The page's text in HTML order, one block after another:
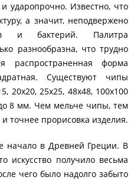
ударопрочно. Известно, что
а значит, неподвержено
и бактерий. Палитра
разнообразна, что трудно
распространенная форма
Существуют чипы
20х20, 25х25, 48х48, 100х100
8 мм. Чем мельче чип­ы, тем
точнее прорисовка изделия.
начало в Древней Греции. В
искусство получило весьма
чего было надолго забыто